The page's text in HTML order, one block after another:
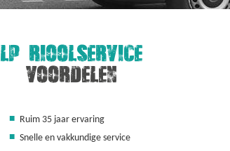
LP RIOOLSERVICE
VOORDELEN
Ruim 35 jaar ervaring
Snelle en vakkundige service